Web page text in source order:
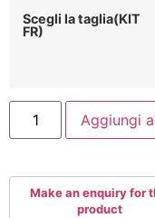
Scegli la taglia(KIT
FR)
SEBA
CUSTOM
quantità
Aggiungi